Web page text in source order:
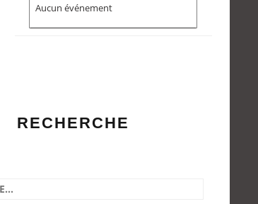
Aucun événement
RECHERCHE